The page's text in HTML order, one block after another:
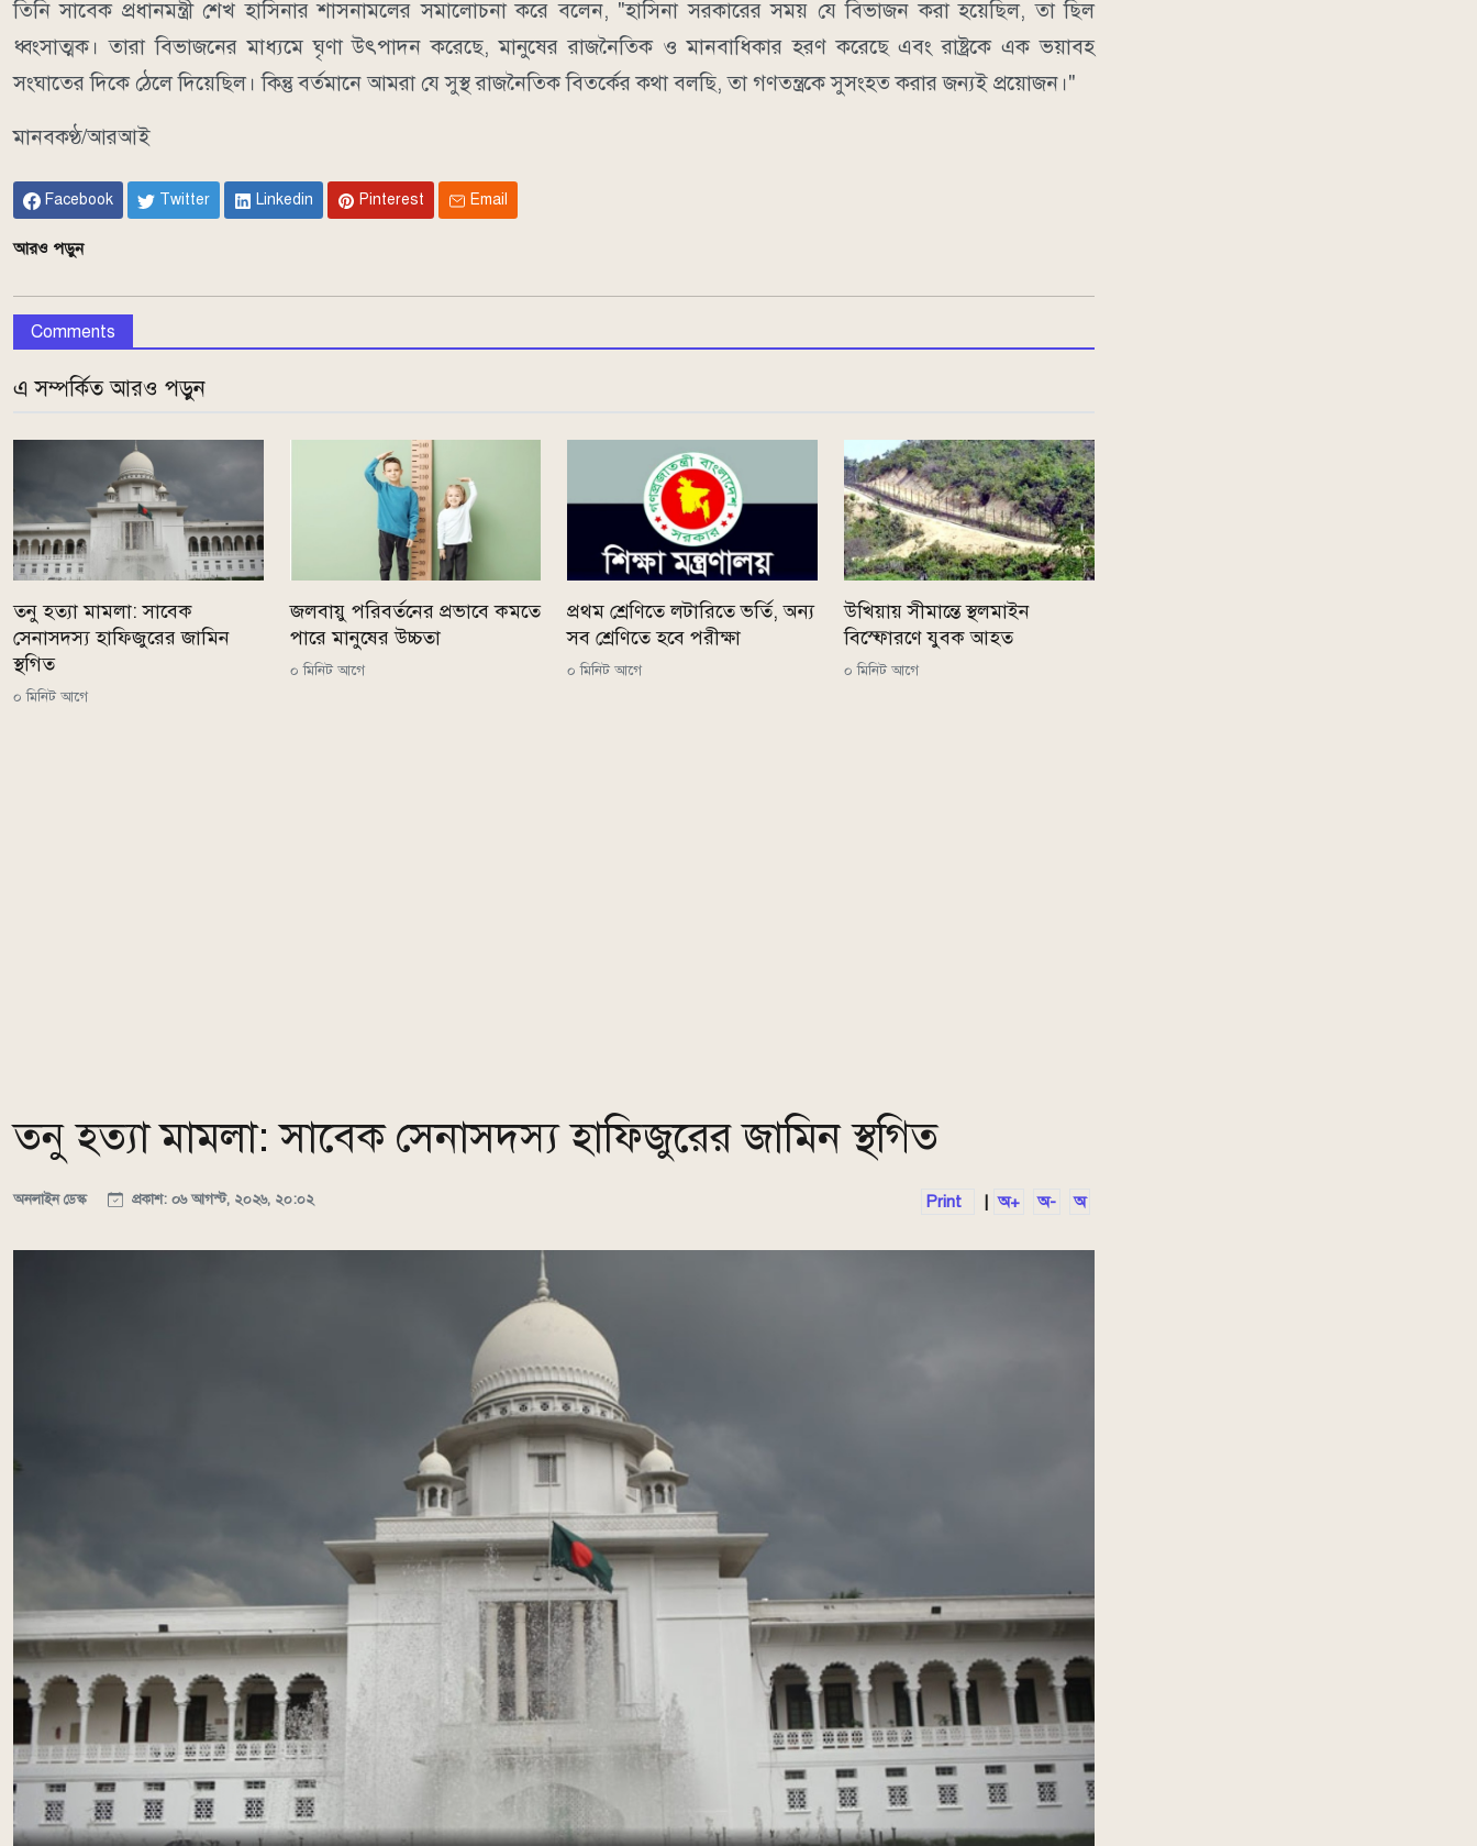
তিনি সাবেক প্রধানমন্ত্রী শেখ হাসিনার শাসনামলের সমালোচনা করে বলেন, "হাসিনা সরকারের সময় যে বিভাজন করা হয়েছিল, তা ছিল
ধ্বংসাত্মক। তারা বিভাজনের মাধ্যমে ঘৃণা উৎপাদন করেছে, মানুষের রাজনৈতিক ও মানবাধিকার হরণ করেছে এবং রাষ্ট্রকে এক ভয়াবহ
সংঘাতের দিকে ঠেলে দিয়েছিল। কিন্তু বর্তমানে আমরা যে সুস্থ রাজনৈতিক বিতর্কের কথা বলছি, তা গণতন্ত্রকে সুসংহত করার জন্যই প্রয়োজন।"
মানবকণ্ঠ/আরআই
Facebook Twitter Linkedin Pinterest Email
আরও পড়ুন
Comments
এ সম্পর্কিত আরও পড়ুন
তনু হত্যা মামলা: সাবেক
সেনাসদস্য হাফিজুরের জামিন
স্থগিত
০ মিনিট আগে
জলবায়ু পরিবর্তনের প্রভাবে কমতে
পারে মানুষের উচ্চতা
০ মিনিট আগে
প্রথম শ্রেণিতে লটারিতে ভর্তি, অন্য
সব শ্রেণিতে হবে পরীক্ষা
০ মিনিট আগে
উখিয়ায় সীমান্তে স্থলমাইন
বিস্ফোরণে যুবক আহত
০ মিনিট আগে
তনু হত্যা মামলা: সাবেক সেনাসদস্য হাফিজুরের জামিন স্থগিত
অনলাইন ডেস্ক প্রকাশ: ০৬ আগস্ট, ২০২৬, ২০:০২ Print | অ+ অ- অ